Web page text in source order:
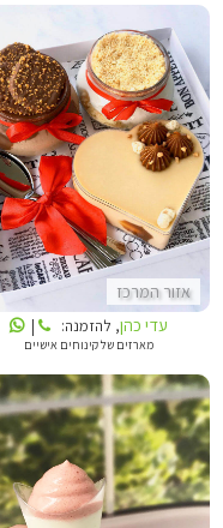
אזור המרכז
עדי כהן
עדי כהן, להזמנה: |
מארזים של קינוחים אישיים